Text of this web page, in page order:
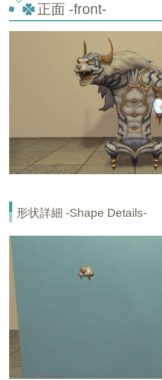
正面 -front-
形状詳細 -Shape Details-